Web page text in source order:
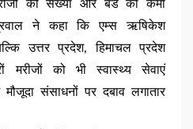
की संख्या और बेड की कमी
ने कहा कि एम्स ऋषिकेश
उत्तर प्रदेश, हिमाचल प्रदेश
मरीजों को भी स्वास्थ्य सेवाएं
संसाधनों पर दबाव लगातार